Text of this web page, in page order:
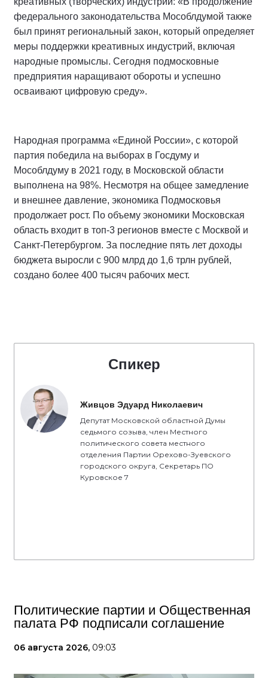
федерального законодательства Мособлдумой также
был принят региональный закон, который определяет
меры поддержки креативных индустрий, включая
народные промыслы. Сегодня подмосковные
предприятия наращивают обороты и успешно
осваивают цифровую среду».
Народная программа «Единой России», с которой
партия победила на выборах в Госдуму и
Мособлдуму в 2021 году, в Московской области
выполнена на 98%. Несмотря на общее замедление
и внешнее давление, экономика Подмосковья
продолжает рост. По объему экономики Московская
область входит в топ-3 регионов вместе с Москвой и
Санкт-Петербургом. За последние пять лет доходы
бюджета выросли с 900 млрд до 1,6 трлн рублей,
создано более 400 тысяч рабочих мест.
Спикер
Живцов Эдуард Николаевич
Депутат Московской областной Думы
седьмого созыва, член Местного
политического совета местного
отделения Партии Орехово-Зуевского
городского округа, Секретарь ПО
Куровское 7
Политические партии и Общественная
палата РФ подписали соглашение
06 августа 2026, 09:03